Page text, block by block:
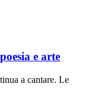
e arte
a cantare. Le